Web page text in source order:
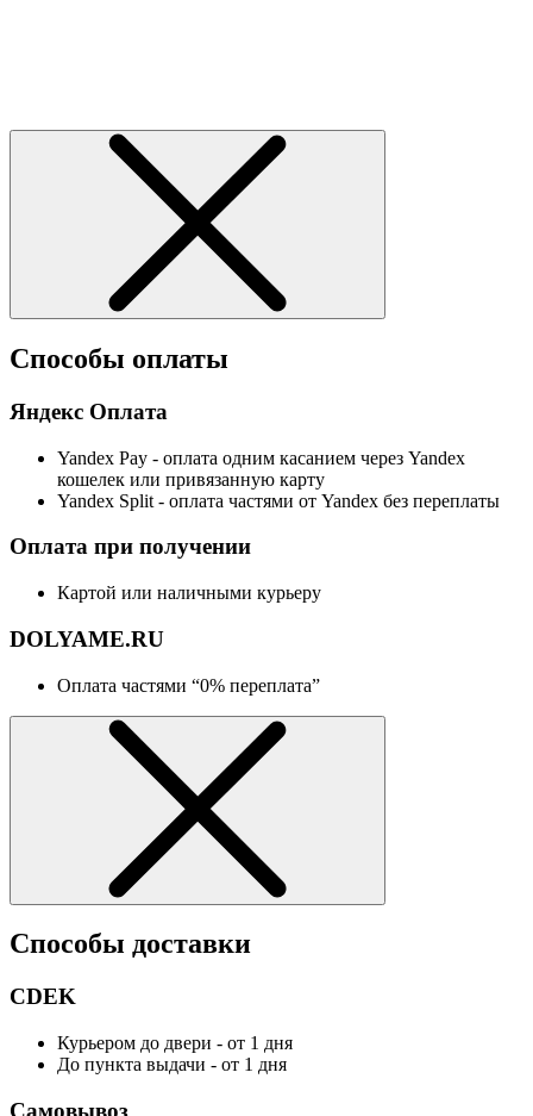
Способы оплаты
Яндекс Оплата
Yandex Pay - оплата одним касанием через Yandex
кошелек или привязанную карту
Yandex Split - оплата частями от Yandex без переплаты
Оплата при получении
Картой или наличными курьеру
DOLYAME.RU
Оплата частями “0% переплата”
Способы доставки
CDEK
Курьером до двери - от 1 дня
До пункта выдачи - от 1 дня
Самовывоз